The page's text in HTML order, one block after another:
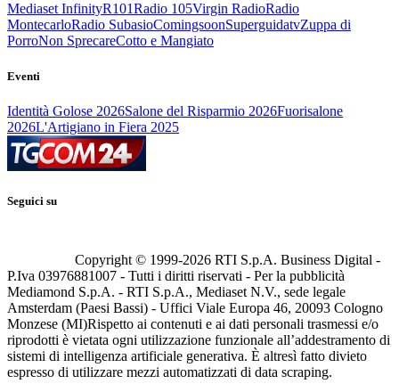
Mediaset InfinityR101Radio 105Virgin RadioRadio
MontecarloRadio SubasioComingsoonSuperguidatvZuppa di
PorroNon SprecareCotto e Mangiato
Eventi
Identità Golose 2026Salone del Risparmio 2026Fuorisalone
2026L'Artigiano in Fiera 2025
Seguici su
Copyright © 1999-2026 RTI S.p.A. Business Digital -
P.Iva 03976881007 - Tutti i diritti riservati - Per la pubblicità
Mediamond S.p.A. - RTI S.p.A., Mediaset N.V., sede legale
Amsterdam (Paesi Bassi) - Uffici Viale Europa 46, 20093 Cologno
Monzese (MI)Rispetto ai contenuti e ai dati personali trasmessi e/o
riprodotti è vietata ogni utilizzazione funzionale all’addestramento di
sistemi di intelligenza artificiale generativa. È altresì fatto divieto
espresso di utilizzare mezzi automatizzati di data scraping.